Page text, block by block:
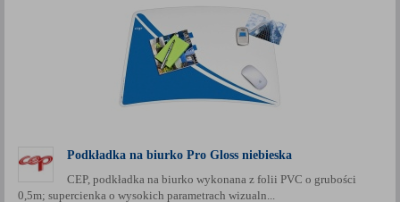
Podkładka na biurko Pro Gloss niebieska
CEP, podkładka na biurko wykonana z folii PVC o grubości
0,5m; supercienka o wysokich parametrach wizualn...